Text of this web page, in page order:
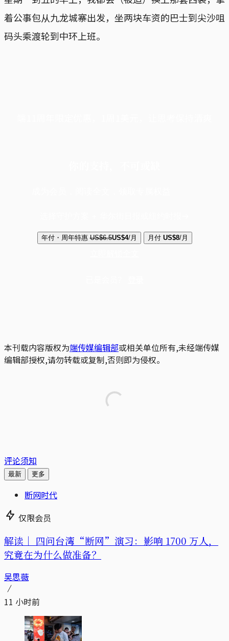
着公事包从九龙城寨出发，坐两块车资的巴士到尖沙咀
码头乘渡轮到中环上班。
年付・周年特惠 US$6.5US$4/月 月付 US$8/月
本刊载内容版权为端传媒编辑部或相关单位所有,未经端传媒
编辑部授权,请勿转载或复制,否则即为侵权。
评论须知
最新 更多
断网时代
仅限会员
解读｜ 四问台湾“断网”演习：影响 1700 万人，
究竟在为什么做准备？
吴思薇
11 小时前